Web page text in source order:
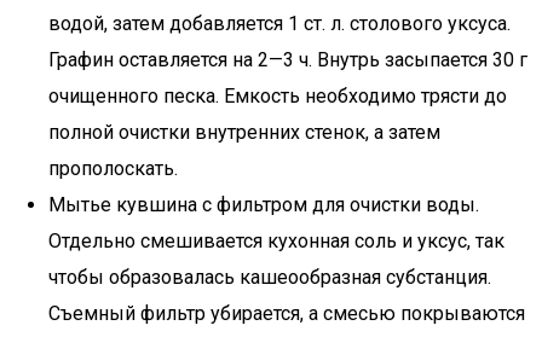
водой, затем добавляется 1 ст. л. столового уксуса.
Графин оставляется на 2—3 ч. Внутрь засыпается 30 г
очищенного песка. Емкость необходимо трясти до
полной очистки внутренних стенок, а затем
прополоскать.
Мытье кувшина с фильтром для очистки воды.
Отдельно смешивается кухонная соль и уксус, так
чтобы образовалась кашеообразная субстанция.
Съемный фильтр убирается, а смесью покрываются